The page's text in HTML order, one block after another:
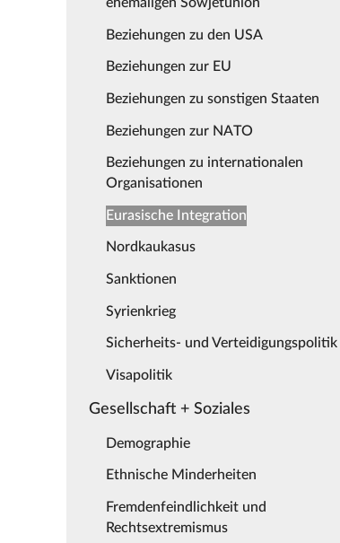
Beziehungen zu den USA
Beziehungen zur EU
Beziehungen zu sonstigen Staaten
Beziehungen zur NATO
Beziehungen zu internationalen
Organisationen
Eurasische Integration
Nordkaukasus
Sanktionen
Syrienkrieg
Sicherheits- und Verteidigungspolitik
Visapolitik
Gesellschaft + Soziales
Demographie
Ethnische Minderheiten
Fremdenfeindlichkeit und
Rechtsextremismus